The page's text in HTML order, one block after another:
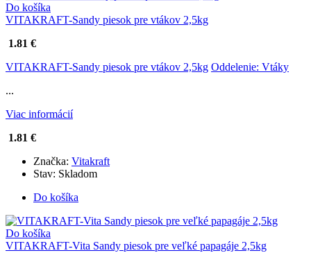
Do košíka
VITAKRAFT-Sandy piesok pre vtákov 2,5kg
1.81 €
VITAKRAFT-Sandy piesok pre vtákov 2,5kg Oddelenie: Vtáky
...
Viac informácií
1.81 €
Značka: Vitakraft
Stav: Skladom
Do košíka
Do košíka
VITAKRAFT-Vita Sandy piesok pre veľké papagáje 2,5kg